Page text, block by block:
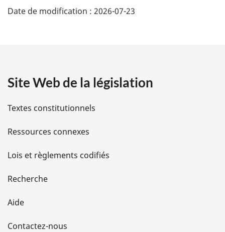
é
i
l
s
d
e
l
Date de modification : 2026-07-23
Site Web de la législation
Textes constitutionnels
Ressources connexes
Lois et règlements codifiés
Recherche
Aide
Contactez-nous